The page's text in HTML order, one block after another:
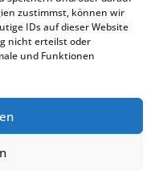
zustimmst, können wir
IDs auf dieser Website
nicht erteilst oder
und Funktionen